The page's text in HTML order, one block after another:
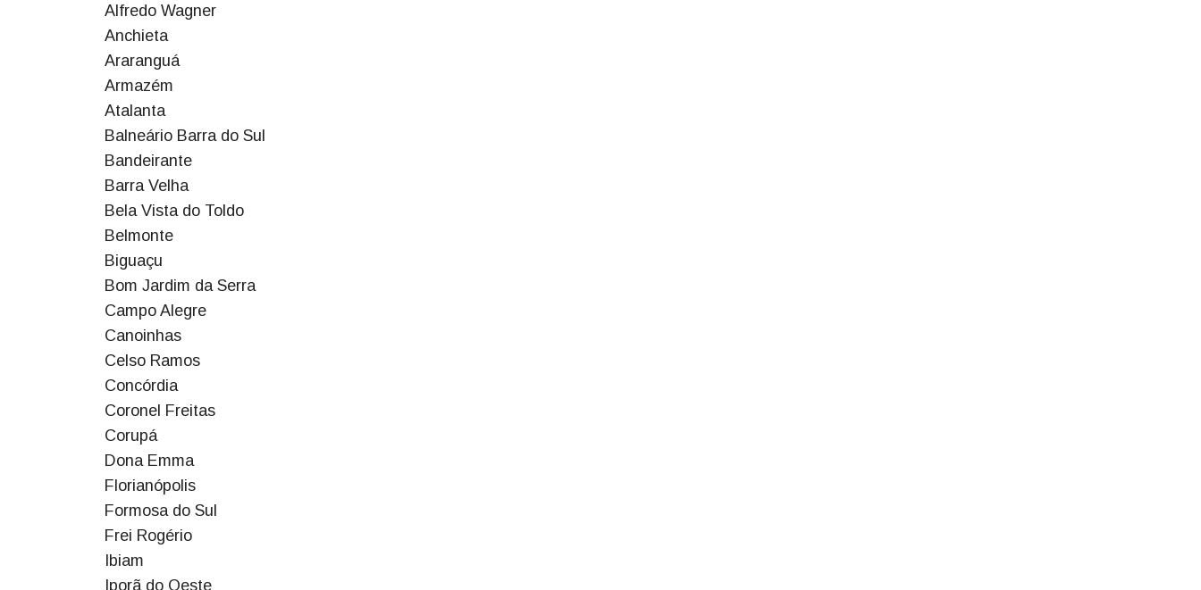
Alfredo Wagner
Anchieta
Araranguá
Armazém
Atalanta
Balneário Barra do Sul
Bandeirante
Barra Velha
Bela Vista do Toldo
Belmonte
Biguaçu
Bom Jardim da Serra
Campo Alegre
Canoinhas
Celso Ramos
Concórdia
Coronel Freitas
Corupá
Dona Emma
Florianópolis
Formosa do Sul
Frei Rogério
Ibiam
Iporã do Oeste